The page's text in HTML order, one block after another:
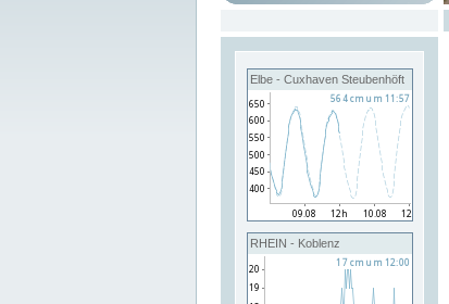
Elbe - Cuxhaven Steubenhöft
RHEIN - Koblenz